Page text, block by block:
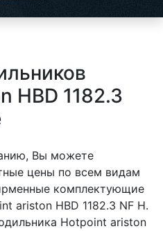
HBD 1182.3
Вы можете
цены по всем видам
комплектующие
ariston HBD 1182.3 NF H.
Hotpoint ariston